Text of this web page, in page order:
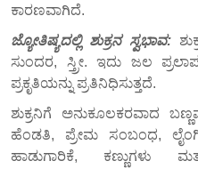
ಕಾರಣವಾಗಿದೆ.
ಜ್ಯೋತಿಷ್ಯದಲ್ಲಿ ಶುಕ್ರನ ಸ್ವಭಾವ:
ಸುಂದರ, ಸ್ತ್ರೀ. ಇದು ಜಲ
ಪ್ರಕೃತಿಯನ್ನು ಪ್ರತಿನಿಧಿಸುತ್ತದೆ.
ಶುಕ್ರನಿಗೆ ಅನುಕೂಲಕರವಾದ
ಹೆಂಡತಿ, ಪ್ರೇಮ ಸಂಬಂಧ,
ಹಾಡುಗಾರಿಕೆ, ಕಣ್ಣುಗಳು